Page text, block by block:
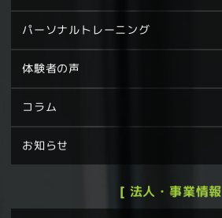
パーソナルトレーニング
体験者の声
コラム
お知らせ
[ 法人・事業情